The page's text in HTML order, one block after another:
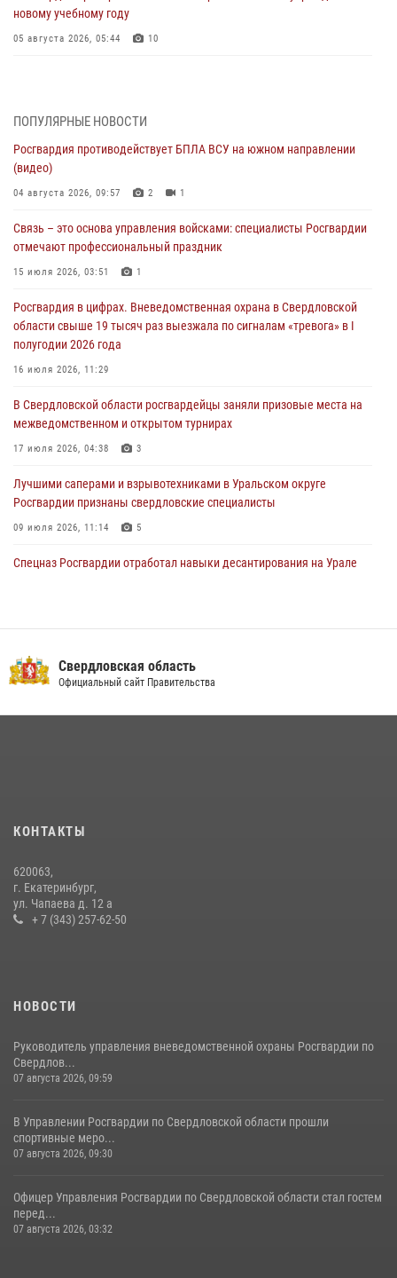
новому учебному году
05 августа 2026, 05:44 10
04 августа 2026, 09:57 2
Росгвардия приняла участие в обеспечении безопасности Дня
города в Екатеринбурге
03 августа 2026, 07:43 3
Росгвардия приняла участие в межведомственном
антитеррористическом учении в Свердловской области
31 июля 2026, 12:27 1
Росгвардия обеспечивает безопасность граждан на южном
направлении
31 июля 2026, 06:56
рассказал об итогах работы подразделения в эфире телекомпании
«Телекон»
30 июля 2026, 11:33 1
ПОПУЛЯРНЫЕ НОВОСТИ
Росгвардия противодействует БПЛА ВСУ на южном направлении
(видео)
04 августа 2026, 09:57 2 1
Связь – это основа управления войсками: специалисты Росгвардии
отмечают профессиональный праздник
15 июля 2026, 03:51 1
Росгвардия в цифрах. Вневедомственная охрана в Свердловской
области свыше 19 тысяч раз выезжала по сигналам «тревога» в I
полугодии 2026 года
16 июля 2026, 11:29
В Свердловской области росгвардейцы заняли призовые места на
межведомственном и открытом турнирах
17 июля 2026, 04:38 3
Лучшими саперами и взрывотехниками в Уральском округе
Росгвардии признаны свердловские специалисты
09 июля 2026, 11:14 5
Спецназ Росгвардии отработал навыки десантирования на Урале
14 июля 2026, 11:06 4
10 июля 2026, 12:35
специальное занятие
27 июля 2026, 12:37
Свердловская область
Официальный сайт Правительства
КОНТАКТЫ
620063,
г. Екатеринбург,
ул. Чапаева д. 12 а
+ 7 (343) 257-62-50
НОВОСТИ
Руководитель управления вневедомственной охраны Росгвардии по
Свердлов...
07 августа 2026, 09:59
В Управлении Росгвардии по Свердловской области прошли
спортивные меро...
07 августа 2026, 09:30
Офицер Управления Росгвардии по Свердловской области стал гостем
перед...
07 августа 2026, 03:32